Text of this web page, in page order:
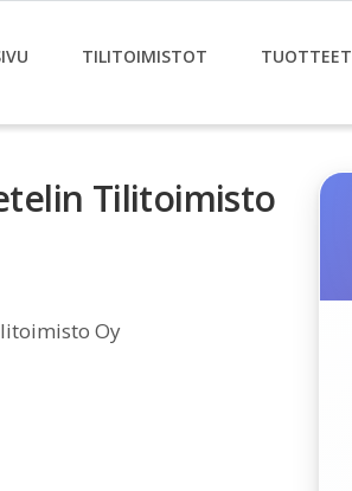
TILITOIMISTOT TUOTTEET
Tilitoimisto
Oy